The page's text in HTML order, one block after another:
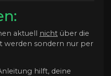
aktuell nicht über die
werden sondern nur per
hilft, deine